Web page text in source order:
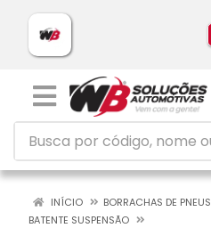
INÍCIO
BORRACHAS DE PNEUS
BATENTE SUSPENSÃO